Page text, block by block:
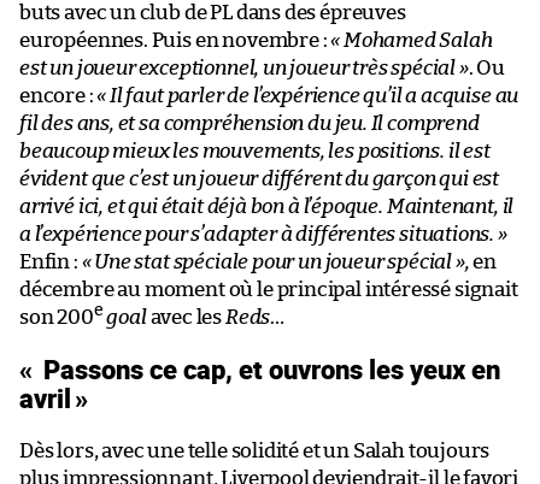
buts avec un club de PL dans des épreuves
européennes. Puis en novembre :« Mohamed Salah
est un joueur exceptionnel, un joueur très spécial ». Ou
encore :« Il faut parler de l’expérience qu’il a acquise au
fil des ans, et sa compréhension du jeu. Il comprend
beaucoup mieux les mouvements, les positions. il est
évident que c’est un joueur différent du garçon qui est
arrivé ici, et qui était déjà bon à l’époque. Maintenant, il
a l’expérience pour s’adapter à différentes situations. »
Enfin : « Une stat spéciale pour un joueur spécial »,en
décembre au moment où le principal intéressé signait
son 200e goalavec les Reds…
« Passons ce cap, et ouvrons les yeux en
avril»
Dès lors, avec une telle solidité et un Salah toujours
plus impressionnant, Liverpool deviendrait-il le favori